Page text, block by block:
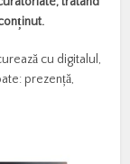
cu digitalul,
prezență,